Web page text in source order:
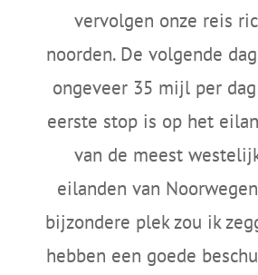
vervolgen onze reis
noorden. De volgende
ongeveer 35 mijl per
eerste stop is op het
van de meest
eilanden van
bijzondere plek zou ik
hebben een goede